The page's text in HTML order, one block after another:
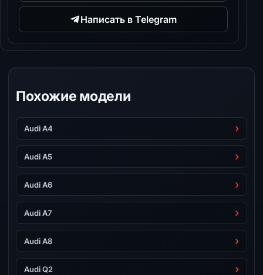
Написать в Telegram
Похожие модели
Audi A4
Audi A5
Audi A6
Audi A7
Audi A8
Audi Q2